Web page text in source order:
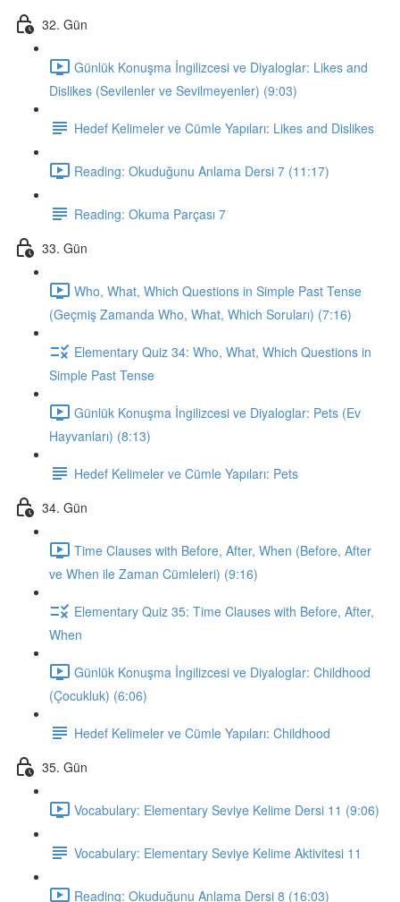
32. Gün
Günlük Konuşma İngilizcesi ve Diyaloglar: Likes and
Dislikes (Sevilenler ve Sevilmeyenler) (9:03)
Hedef Kelimeler ve Cümle Yapıları: Likes and Dislikes
Reading: Okuduğunu Anlama Dersi 7 (11:17)
Reading: Okuma Parçası 7
33. Gün
Who, What, Which Questions in Simple Past Tense
(Geçmiş Zamanda Who, What, Which Soruları) (7:16)
Elementary Quiz 34: Who, What, Which Questions in
Simple Past Tense
Günlük Konuşma İngilizcesi ve Diyaloglar: Pets (Ev
Hayvanları) (8:13)
Hedef Kelimeler ve Cümle Yapıları: Pets
34. Gün
Time Clauses with Before, After, When (Before, After
ve When ile Zaman Cümleleri) (9:16)
Elementary Quiz 35: Time Clauses with Before, After,
When
Günlük Konuşma İngilizcesi ve Diyaloglar: Childhood
(Çocukluk) (6:06)
Hedef Kelimeler ve Cümle Yapıları: Childhood
35. Gün
Vocabulary: Elementary Seviye Kelime Dersi 11 (9:06)
Vocabulary: Elementary Seviye Kelime Aktivitesi 11
Reading: Okuduğunu Anlama Dersi 8 (16:03)